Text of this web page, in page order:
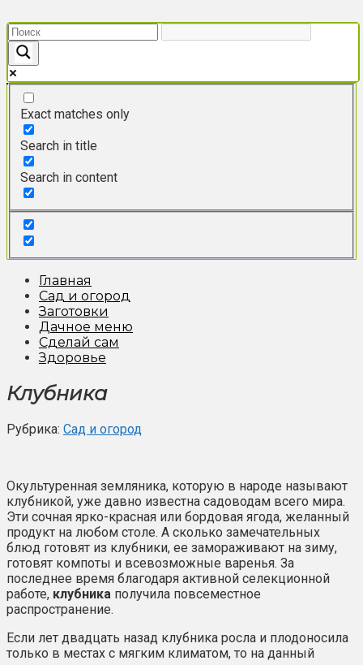
к
контенту
Exact matches only
Search in title
Search in content
Главная
Сад и огород
Заготовки
Дачное меню
Сделай сам
Здоровье
Клубника
Рубрика: Сад и огород
Окультуренная земляника, которую в народе называют
клубникой, уже давно известна садоводам всего мира.
Эти сочная ярко-красная или бордовая ягода, желанный
продукт на любом столе. А сколько замечательных
блюд готовят из клубники, ее замораживают на зиму,
готовят компоты и всевозможные варенья. За
последнее время благодаря активной селекционной
работе, клубника получила повсеместное
распространение.
Если лет двадцать назад клубника росла и плодоносила
только в местах с мягким климатом, то на данный